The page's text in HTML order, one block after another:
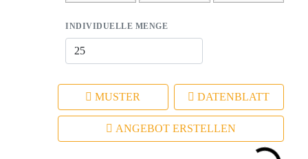
AssoziationINDIVIDUELLE MENGE
MUSTER DATENBLATT
ANGEBOT ERSTELLEN